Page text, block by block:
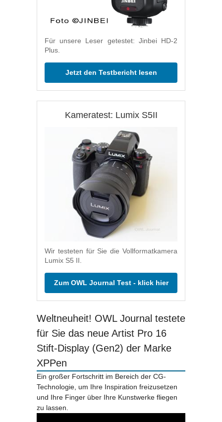
Für unsere Leser getestet: Jinbei HD-2
Plus.
Jetzt den Testbericht lesen
Kameratest: Lumix S5II
Wir testeten für Sie die Vollformatkamera
Lumix S5 II.
Zum OWL Journal Test - klick hier
Weltneuheit! OWL Journal testete
für Sie das neue Artist Pro 16
Stift-Display (Gen2) der Marke
XPPen
Ein großer Fortschritt im Bereich der CG-
Technologie, um Ihre Inspiration freizusetzen
und Ihre Finger über Ihre Kunstwerke fliegen
zu lassen.